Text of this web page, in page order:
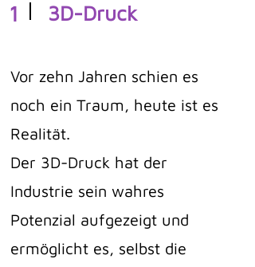
1 3D-Druck
Vor zehn Jahren schien es
noch ein Traum, heute ist es
Realität.
Der 3D-Druck hat der
Industrie sein wahres
Potenzial aufgezeigt und
ermöglicht es, selbst die